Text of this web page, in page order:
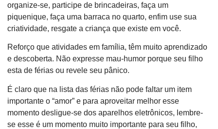
organize-se, participe de brincadeiras, faça um
piquenique, faça uma barraca no quarto, enfim use sua
criatividade, resgate a criança que existe em você.
Reforço que atividades em família, têm muito aprendizado
e descoberta. Não expresse mau-humor porque seu filho
esta de férias ou revele seu pânico.
É claro que na lista das férias não pode faltar um item
importante o “amor” e para aproveitar melhor esse
momento desligue-se dos aparelhos eletrônicos, lembre-
se esse é um momento muito importante para seu filho,